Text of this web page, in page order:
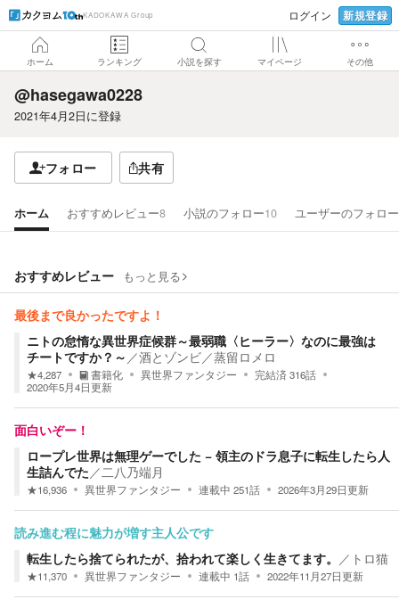
KADOKAWA Group ログイン 新規登録
ホーム ランキング 小説を探す マイページ その他
@hasegawa0228
2021年4月2日に登録
フォロー 共有
ホーム おすすめレビュー8 小説のフォロー10 ユーザーのフォロー
おすすめレビュー もっと見る
最後まで良かったですよ！
ニトの怠惰な異世界症候群～最弱職〈ヒーラー〉なのに最強は
チートですか？～ ／酒とゾンビ／蒸留ロメロ
★4,287 書籍化 異世界ファンタジー 完結済 316話
2020年5月4日更新
面白いぞー！
ロープレ世界は無理ゲーでした − 領主のドラ息子に転生したら人
生詰んでた／二八乃端月
★16,936 異世界ファンタジー 連載中 251話 2026年3月29日更新
読み進む程に魅力が増す主人公です
転生したら捨てられたが、拾われて楽しく生きてます。 ／ トロ猫
★11,370 異世界ファンタジー 連載中 1話 2022年11月27日更新